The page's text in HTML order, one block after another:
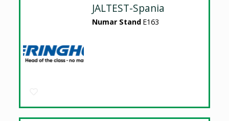
JALTEST-Spania
Numar Stand E163